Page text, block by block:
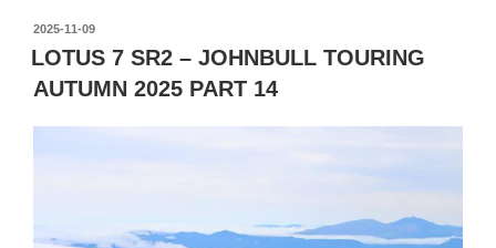
投
稿
日:
2025-11-09
LOTUS 7 SR2 – JOHNBULL TOURING
AUTUMN 2025 PART 14